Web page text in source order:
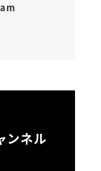
ンネル